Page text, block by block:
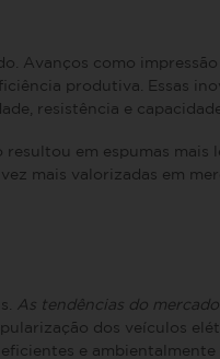
Avanços como
produtiva. Essas
resistência e
em espumas mais
mais valorizadas em
As tendências do
dos veículos
e ambientalmente